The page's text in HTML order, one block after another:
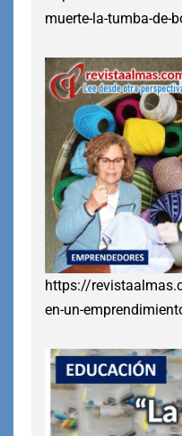
muerte-la-tumba-de-
https://
en-un-